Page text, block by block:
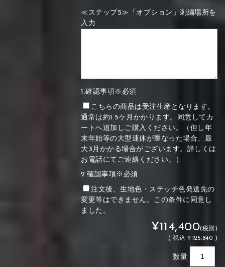
≪ステップ5≫「オプション」刺繍場所を
入力
1.確認事項※必須
こちらの商品は受注生産となります。
通常は約1.5ケ月かかります。同意してカ
ートへ追加しご購入ください。（但し年
末年始等の大型連休が重なった場合、最
大3月かかる場合がございます。詳しくは
お電話にてご連絡ください。）
2.確認事項※必須
注文後、生地色・ステッチ色発送先の
変更等はできません。この条件に同意し
ました。
¥114,400(税別)
(税込 ¥125,840 )
数量